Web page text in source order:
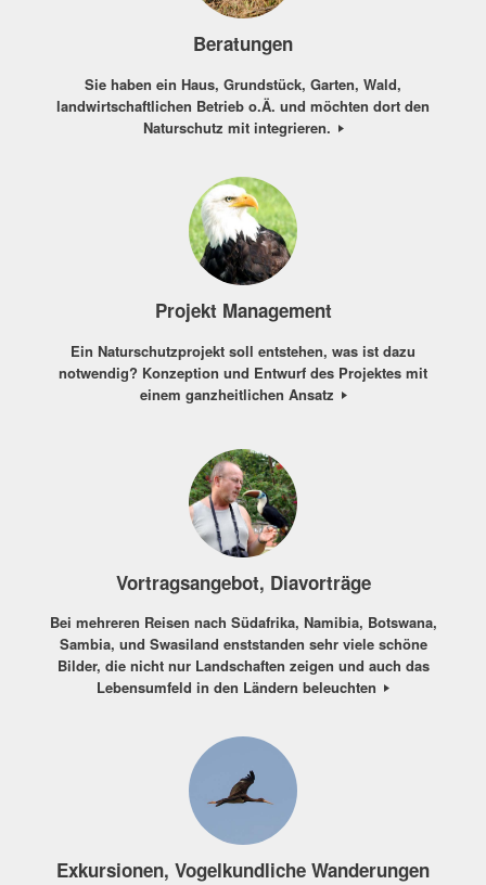
Beratungen
Sie haben ein Haus, Grundstück, Garten, Wald,
landwirtschaftlichen Betrieb o.Ä. und möchten dort den
Naturschutz mit integrieren.
Projekt Management
Ein Naturschutzprojekt soll entstehen, was ist dazu
notwendig? Konzeption und Entwurf des Projektes mit
einem ganzheitlichen Ansatz
Vortragsangebot, Diavorträge
Bei mehreren Reisen nach Südafrika, Namibia, Botswana,
Sambia, und Swasiland enststanden sehr viele schöne
Bilder, die nicht nur Landschaften zeigen und auch das
Lebensumfeld in den Ländern beleuchten
Exkursionen, Vogelkundliche Wanderungen